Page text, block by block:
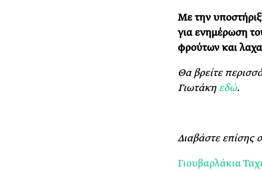
Mε την
για ενημέρωση
φρούτων και
Θα βρείτε
Γιωτάκη εδώ.
Διαβάστε
Γιουβαρλάκια